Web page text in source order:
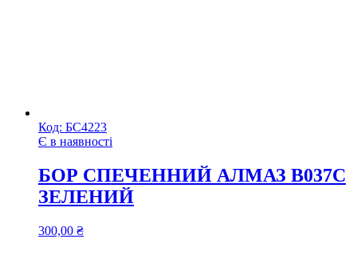
Код: БС4223
Є в наявності
БОР СПЕЧЕННИЙ АЛМАЗ B037C
ЗЕЛЕНИЙ
300,00 ₴